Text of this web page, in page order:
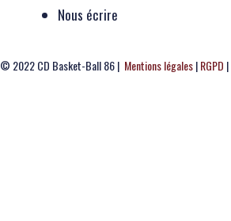
Nous écrire
© 2022 CD Basket-Ball 86 | Mentions légales|RGPD |